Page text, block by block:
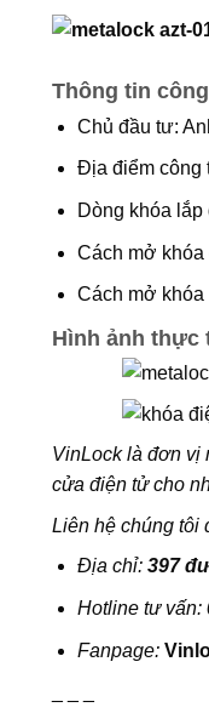
Thông tin
Chủ đầu tư:
Địa điểm công
Dòng khóa
Cách mở khóa
Cách mở khóa
Hình ảnh thực
VinLock là đơn vị
cửa điện tử cho
Liên hệ chúng tôi
Địa chỉ: 397
Hotline tư vấn:
Fanpage: